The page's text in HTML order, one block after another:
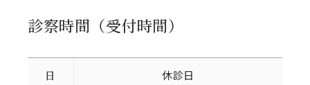
診察時間（受付時間）
日 休診日